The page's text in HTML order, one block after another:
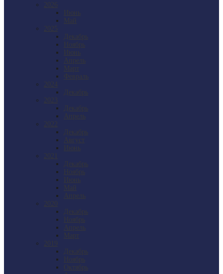
2026
Июнь
Май
2025
Декабрь
Ноябрь
Июнь
Апрель
Март
Февраль
2024
Декабрь
2023
Декабрь
Апрель
2022
Декабрь
Август
Июнь
2021
Декабрь
Ноябрь
Июнь
Май
Апрель
2020
Декабрь
Ноябрь
Апрель
Март
2019
Декабрь
Ноябрь
Октябрь